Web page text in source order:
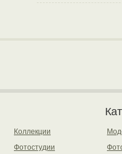
Коллекции
Фотостудии